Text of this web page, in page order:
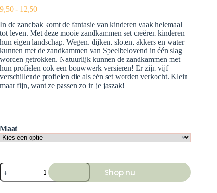
9,50 - 12,50Prijsklasse:
tot
€12,50
In de zandbak komt de fantasie van kinderen vaak helemaal
tot leven. Met deze mooie zandkammen set creëren kinderen
hun eigen landschap. Wegen, dijken, sloten, akkers en water
kunnen met de zandkammen van Speelbelovend in één slag
worden getrokken. Natuurlijk kunnen de zandkammen met
hun profielen ook een bouwwerk versieren! Er zijn vijf
verschillende profielen die als één set worden verkocht. Klein
maar fijn, want ze passen zo in je jaszak!
Maat
Zandkammen
set
(
Shop nu